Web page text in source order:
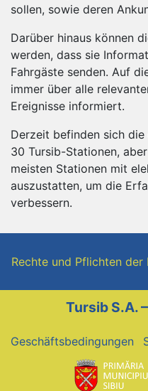
sollen, sowie deren
Darüber hinaus können
werden, dass sie
Fahrgäste senden. Auf
immer über alle
Ereignisse informiert.
Derzeit befinden sich
30 Tursib-Stationen,
meisten Stationen mit
auszustatten, um die
verbessern.
Rechte und Pflichten der
Tursib S.A.
Geschäftsbedingungen